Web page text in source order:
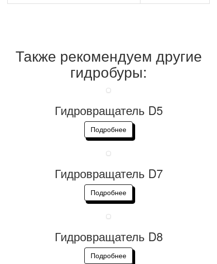
Также рекомендуем другие
гидробуры:
Гидровращатель D5
Подробнее
Гидровращатель D7
Подробнее
Гидровращатель D8
Подробнее